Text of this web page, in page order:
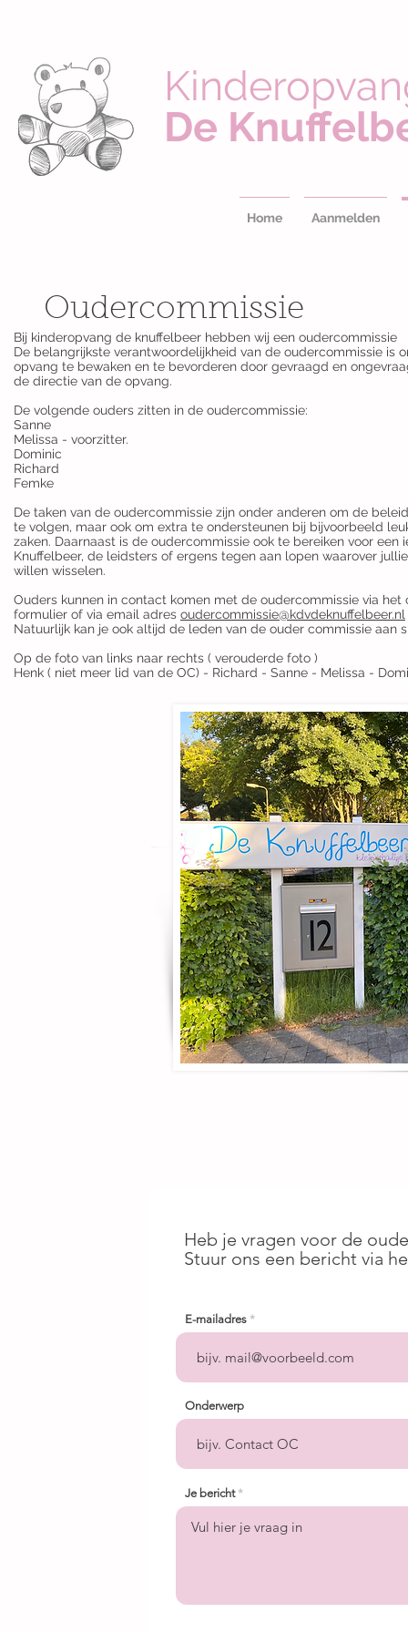
De
Home Aanmelden
Oudercommissie
Bij kinderopvang de knuffelbeer hebben wij een oudercommissie
De belangrijkste verantwoordelijkheid van de oudercommissie is
opvang te bewaken en te bevorderen door gevraagd en
de directie van de opvang.
De volgende ouders zitten in de oudercommissie:
Sanne
Melissa - voorzitter.
Dominic
Richard
Femke
De taken van de oudercommissie zijn onder anderen om de
te volgen, maar ook om extra te ondersteunen bij bijvoorbeeld
zaken. Daarnaast is de oudercommissie ook te bereiken voor een
Knuffelbeer, de leidsters of ergens tegen aan lopen waarover
willen wisselen.
Ouders kunnen in contact komen met de oudercommissie via
formulier of via email adres oudercommissie@kdvdeknuffelbeer.nl
Natuurlijk kan je ook altijd de leden van de ouder commissie aan
Op de foto van links naar rechts ( verouderde foto )
Henk ( niet meer lid van de OC) - Richard - Sanne - Melissa -
Heb je vragen voor de
Stuur ons een bericht via
E-mailadres
Onderwerp
Je bericht